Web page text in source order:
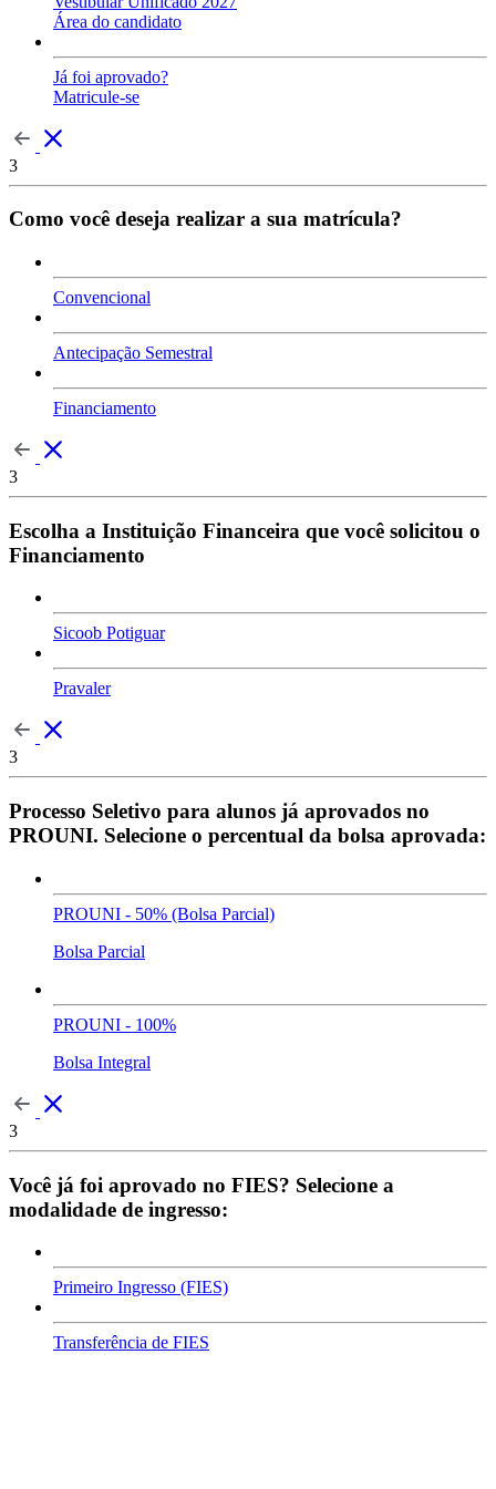
Área do candidato
Já foi aprovado?
Matricule-se
3
Como você deseja realizar a sua matrícula?
Convencional
Antecipação Semestral
Financiamento
3
Escolha a Instituição Financeira que você solicitou o
Financiamento
Sicoob Potiguar
Pravaler
3
Processo Seletivo para alunos já aprovados no
PROUNI. Selecione o percentual da bolsa aprovada:
PROUNI - 50% (Bolsa Parcial)
Bolsa Parcial
PROUNI - 100%
Bolsa Integral
3
Você já foi aprovado no FIES? Selecione a
modalidade de ingresso:
Primeiro Ingresso (FIES)
Transferência de FIES